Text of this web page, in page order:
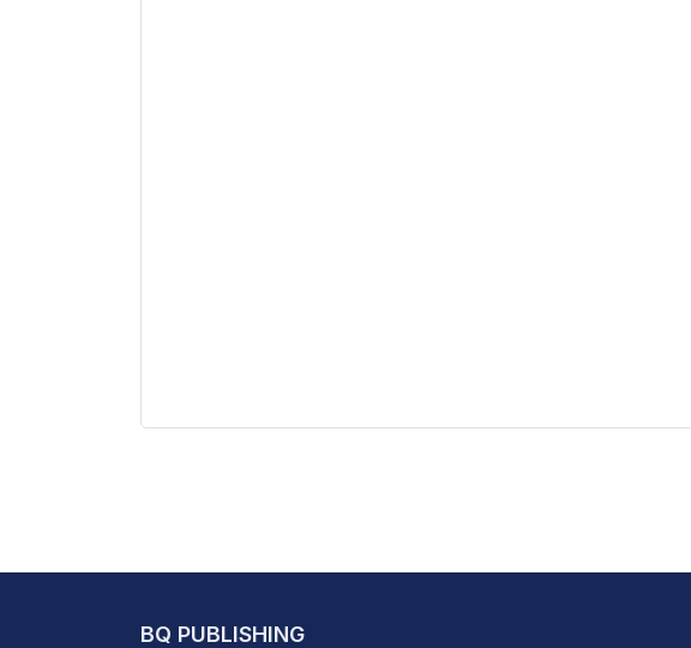
BQ PUBLISHING